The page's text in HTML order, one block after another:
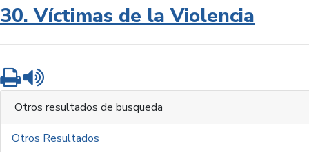
30. Víctimas de la Violencia
Imprimir
Otros resultados de busqueda
Otros Resultados